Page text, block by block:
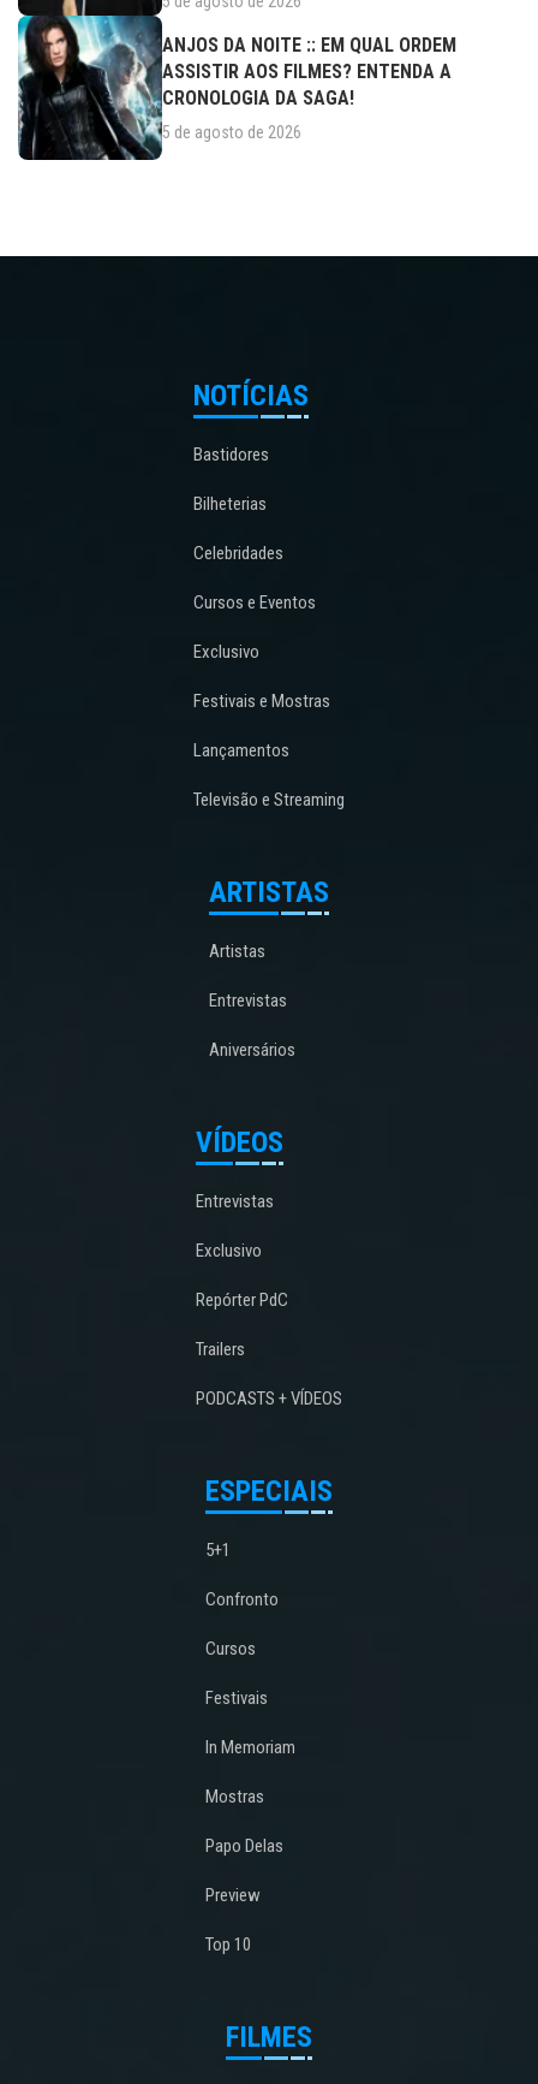
ANJOS DA NOITE :: EM QUAL ORDEM
ASSISTIR AOS FILMES? ENTENDA A
CRONOLOGIA DA SAGA!
5 de agosto de 2026
NOTÍCIAS
Bastidores
Bilheterias
Celebridades
Cursos e Eventos
Exclusivo
Festivais e Mostras
Lançamentos
Televisão e Streaming
ARTISTAS
Artistas
Entrevistas
Aniversários
VÍDEOS
Entrevistas
Exclusivo
Repórter PdC
Trailers
PODCASTS + VÍDEOS
ESPECIAIS
5+1
Confronto
Cursos
Festivais
In Memoriam
Mostras
Papo Delas
Preview
Top 10
FILMES